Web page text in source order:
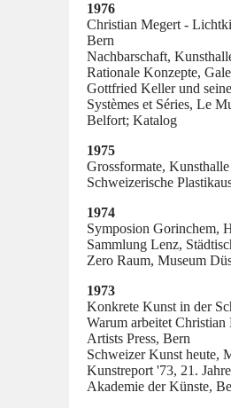
1976
Christian Megert -
Bern
Nachbarschaft,
Rationale Konzepte,
Gottfried Keller und
Systèmes et Séries, Le
Belfort; Katalog
1975
Grossformate,
Schweizerische
1974
Symposion Gorinchem,
Sammlung Lenz,
Zero Raum, Museum
1973
Konkrete Kunst in der
Warum arbeitet
Artists Press, Bern
Schweizer Kunst heute,
Kunstreport '73, 21.
Akademie der Künste,